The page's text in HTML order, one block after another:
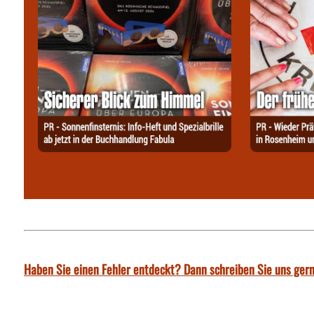
Haben Sie einen Fehler entdeckt? Dann schreiben Sie uns